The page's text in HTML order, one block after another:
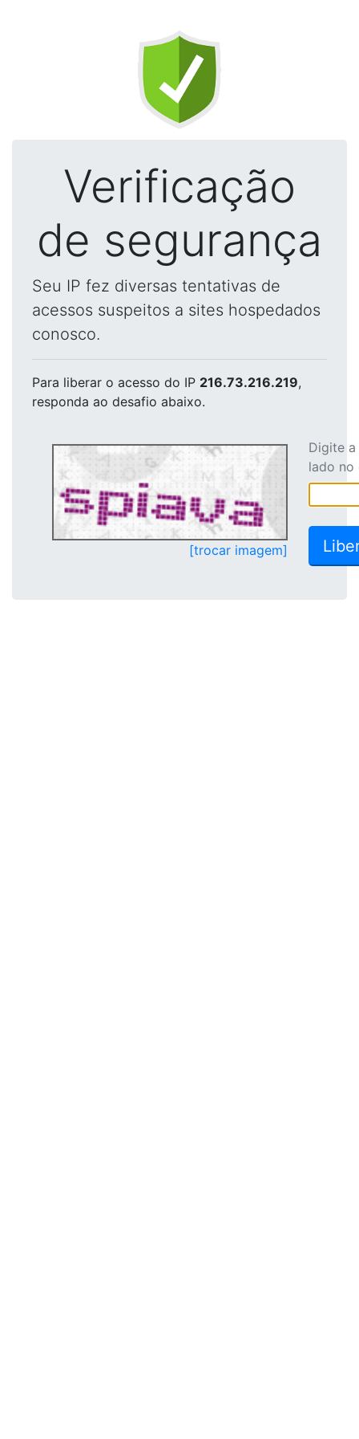
Verificação
de segurança
Seu IP fez diversas tentativas de
acessos suspeitos a sites hospedados
conosco.
Para liberar o acesso do IP 216.73.216.219,
responda ao desafio abaixo.
[trocar imagem]
Digite
lado no